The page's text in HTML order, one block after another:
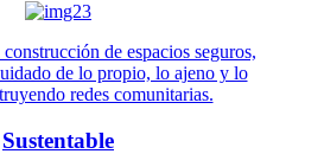
de espacios seguros,
de lo propio, lo ajeno y lo
redes comunitarias.
Sustentable